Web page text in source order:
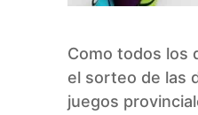
Como todos los
el sorteo de las
juegos